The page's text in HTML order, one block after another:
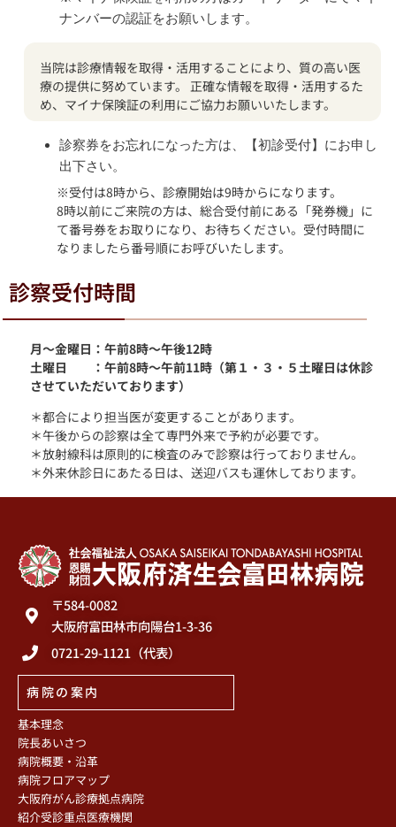
ナンバーの認証をお願いします。
当院は診療情報を取得・活用することにより、質の高い医
療の提供に努めています。 正確な情報を取得・活用するた
め、マイナ保険証の利用にご協力お願いいたします。
診察券をお忘れになった方は、【初診受付】にお申し
出下さい。
※受付は8時から、診療開始は9時からになります。
8時以前にご来院の方は、総合受付前にある「発券機」に
て番号券をお取りになり、お待ちください。受付時間に
なりましたら番号順にお呼びいたします。
診察受付時間
月～金曜日：午前8時～午後12時
土曜日 ：午前8時～午前11時（第１・３・５土曜日は休診
させていただいております）
＊都合により担当医が変更することがあります。
＊午後からの診察は全て専門外来で予約が必要です。
＊放射線科は原則的に検査のみで診察は行っておりません。
＊外来休診日にあたる日は、送迎バスも運休しております。
〒584-0082
大阪府富田林市向陽台1-3-36
0721-29-1121（代表）
病院の案内
基本理念
院長あいさつ
病院概要・沿革
病院フロアマップ
大阪府がん診療拠点病院
紹介受診重点医療機関